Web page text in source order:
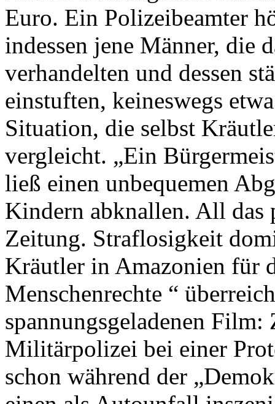
Euro. Ein Polizeibeamter
indessen jene Männer, die
verhandelten und dessen
einstuften, keineswegs
Situation, die selbst
vergleicht. „Ein
ließ einen unbequemen
Kindern abknallen. All das
Zeitung. Straflosigkeit
Kräutler in Amazonien für
Menschenrechte “
spannungsgeladenen
Militärpolizei bei einer
schon während der